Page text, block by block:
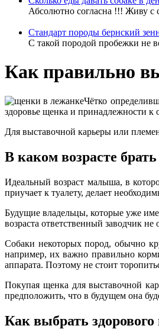
Абсолютно согласна !!! Живу с
Стандарт породы бернский
С такой породой пробежки не
Как правильно
Чётко
здоровье щенка и принадлежности к
Для выставочной карьеры или
В каком возрасте
Идеальный возраст малыша, в
приучает к туалету, делает
Будущие владельцы, которые уже
возраста ответственный заводчик
Собаки некоторых пород, обычно
например, их важно правильно
аппарата. Поэтому не стоит
Покупая щенка для выставочной
предположить, что в будущем она
Как выбрать